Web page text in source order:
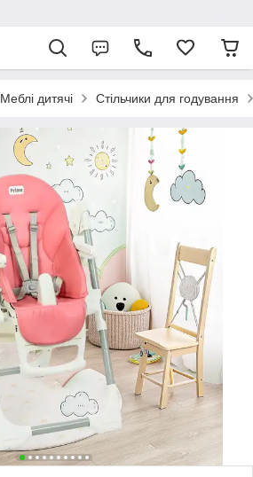
Меблі дитячі Стільчики для годування